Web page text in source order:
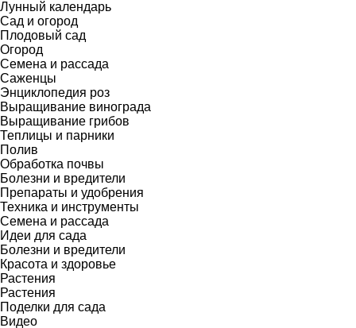
Лунный календарь
Сад и огород
Плодовый сад
Огород
Семена и рассада
Саженцы
Энциклопедия роз
Выращивание винограда
Выращивание грибов
Теплицы и парники
Полив
Обработка почвы
Болезни и вредители
Препараты и удобрения
Техника и инструменты
Семена и рассада
Идеи для сада
Болезни и вредители
Красота и здоровье
Растения
Растения
Поделки для сада
Видео